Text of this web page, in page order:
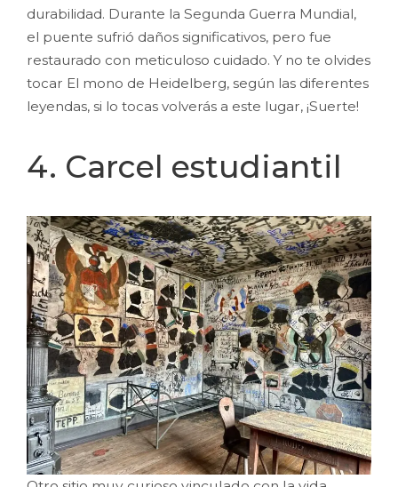
durabilidad. Durante la Segunda Guerra Mundial,
el puente sufrió daños significativos, pero fue
restaurado con meticuloso cuidado. Y no te olvides
tocar El mono de Heidelberg, según las diferentes
leyendas, si lo tocas volverás a este lugar, ¡Suerte!
4. Carcel estudiantil